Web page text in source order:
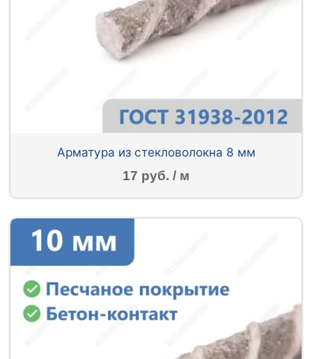
Арматура из стекловолокна 8 мм
17 руб. / м